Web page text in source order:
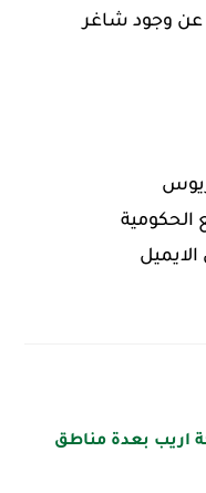
عن وجود شاغر
الحكومية
اريب بعدة مناطق